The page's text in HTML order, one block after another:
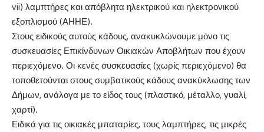
vii) λαμπτήρες και απόβλητα ηλεκτρικού και ηλεκτρονικού
εξοπλισμού (ΑΗΗΕ).
Στους ειδικούς αυτούς κάδους, ανακυκλώνουμε μόνο τις
συσκευασίες Επικίνδυνων Οικιακών Αποβλήτων που έχουν
περιεχόμενο. Οι κενές συσκευασίες (χωρίς περιεχόμενο) θα
τοποθετούνται στους συμβατικούς κάδους ανακύκλωσης των
Δήμων, ανάλογα με το είδος τους (πλαστικό, μέταλλο, γυαλί,
χαρτί).
Ειδικά για τις οικιακές μπαταρίες, τους λαμπτήρες, τις μικρές